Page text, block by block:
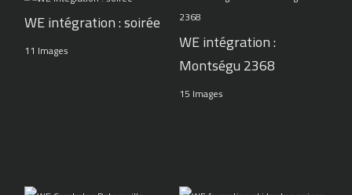
WE intégration : soirée
11 Images
WE intégration :
Montségu 2368
15 Images